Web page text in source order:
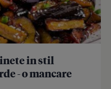
in stil
- o mancare